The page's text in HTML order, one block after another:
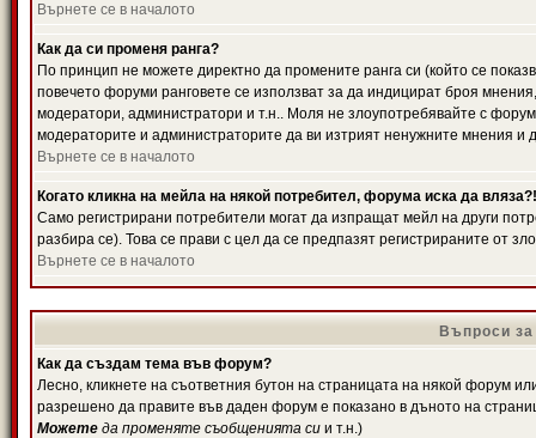
Върнете се в началото
Как да си променя ранга?
По принцип не можете директно да промените ранга си (който се
повечето форуми ранговете се използват за да индицират броя
модератори, администратори и т.н.. Моля не злоупотребявайте с
модераторите и администраторите да ви изтрият ненужните мнения и
Върнете се в началото
Когато кликна на мейла на някой потребител, форума иска да вляза?!
Само регистрирани потребители могат да изпращат мейл на други
разбира се). Това се прави с цел да се предпазят регистрираните от
Върнете се в началото
Въпроси
Как да създам тема във форум?
Лесно, кликнете на съответния бутон на страницата на някой форум
разрешено да правите във даден форум е показано в дъното на
Можете да променяте съобщенията си и т.н.)